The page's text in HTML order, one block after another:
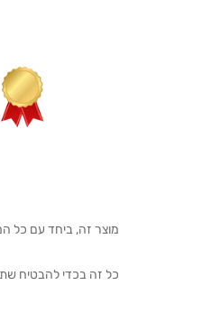
מוצר זה, ביחד עם כל
כל זה בכדי להבטיח